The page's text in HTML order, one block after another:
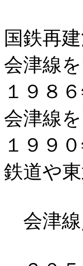
国鉄再
会津線
１９８
会津線
１９９
鉄道や
会津線